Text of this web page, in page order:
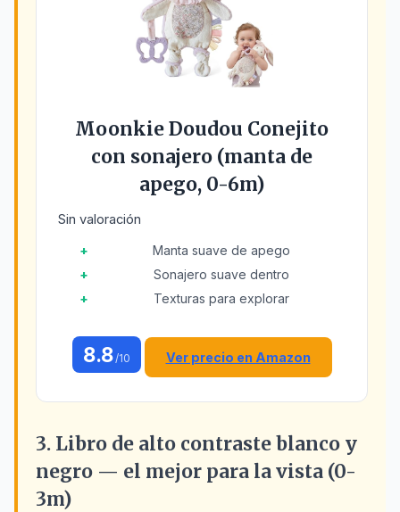
Moonkie Doudou Conejito
con sonajero (manta de
apego, 0-6m)
Sin valoración
Manta suave de apego
Sonajero suave dentro
Texturas para explorar
8.8/10 Ver precio en Amazon
3. Libro de alto contraste blanco y
negro — el mejor para la vista (0-
3m)